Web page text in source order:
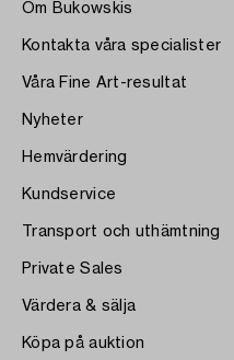
Om Bukowskis
Kontakta våra specialister
Våra Fine Art-resultat
Nyheter
Hemvärdering
Kundservice
Transport och uthämtning
Private Sales
Värdera & sälja
Köpa på auktion